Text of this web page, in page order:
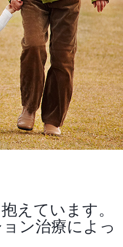
えています。
ン治療によっ